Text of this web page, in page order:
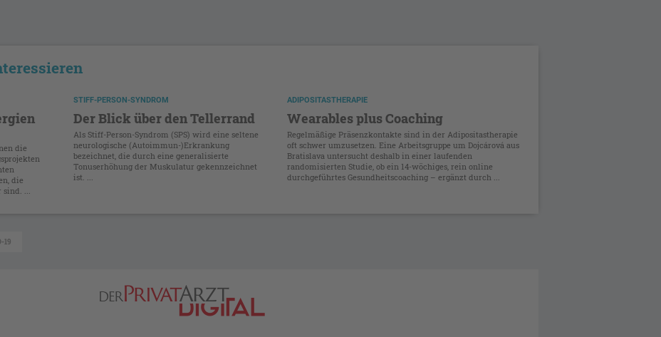
die
die
...
STIFF-PERSON-SYNDROM
Der Blick über den Tellerrand
Als Stiff-Person-Syndrom (SPS) wird eine seltene
neurologische (Autoimmun-)Erkrankung
bezeichnet, die durch eine generalisierte
Tonuserhöhung der Muskulatur gekennzeichnet
ist. ...
ADIPOSITASTHERAPIE
Wearables plus Coaching
Regelmäßige Präsenzkontakte sind in der Adipositastherapie
oft schwer umzusetzen. Eine Arbeitsgruppe um Dojcárová aus
Bratislava untersucht deshalb in einer laufenden
randomisierten Studie, ob ein 14-wöchiges, rein online
durchgeführtes Gesundheitscoaching – ergänzt durch ...
19